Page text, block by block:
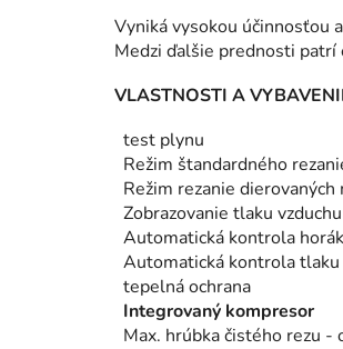
Vyniká vysokou účinnosťou
Medzi ďalšie prednosti patrí
VLASTNOSTI A
test plynu
Režim štandardného
Režim rezanie
Zobrazovanie tlaku vzduchu
Automatická kontrola
Automatická kontrola tlaku
tepelná ochrana
Integrovaný kompresor
Max. hrúbka čistého rezu